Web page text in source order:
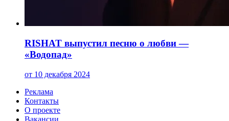
RISHAT выпустил песню о любви —
«Водопад»
от 10 декабря 2024
Реклама
Контакты
О проекте
Вакансии